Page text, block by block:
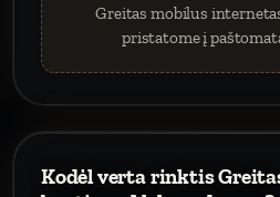
Greitas mobilus
pristatome į
Kodėl verta rinktis